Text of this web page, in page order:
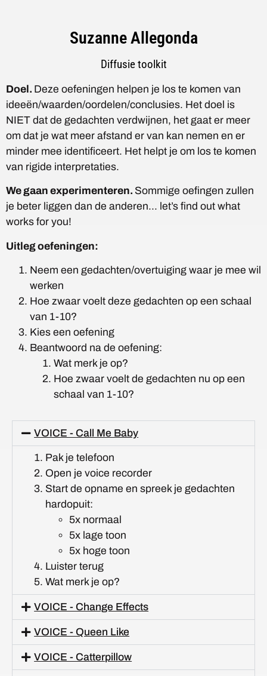
Suzanne Allegonda
Diffusie toolkit
Doel. Deze oefeningen helpen je los te komen van
ideeën/waarden/oordelen/conclusies. Het doel is
NIET dat de gedachten verdwijnen, het gaat er meer
om dat je wat meer afstand er van kan nemen en er
minder mee identificeert. Het helpt je om los te komen
van rigide interpretaties.
We gaan experimenteren. Sommige oefingen zullen
je beter liggen dan de anderen… let’s find out what
works for you!
Uitleg oefeningen:
Neem een gedachten/overtuiging waar je mee wil
werken
Hoe zwaar voelt deze gedachten op een schaal
van 1-10?
Kies een oefening
Beantwoord na de oefening:
Wat merk je op?
Hoe zwaar voelt de gedachten nu op een
schaal van 1-10?
VOICE - Call Me Baby
Pak je telefoon
Open je voice recorder
Start de opname en spreek je gedachten
hardopuit:
5x normaal
5x lage toon
5x hoge toon
Luister terug
Wat merk je op?
VOICE - Change Effects
VOICE - Queen Like
VOICE - Catterpillow